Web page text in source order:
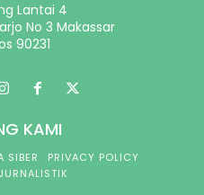
Lantai 4
No 3 Makassar
90231
KAMI
SIBER
PRIVACY POLICY